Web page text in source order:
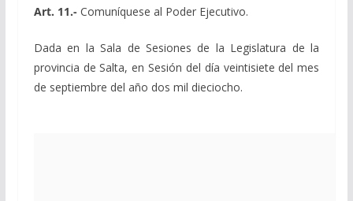
Art. 11.- Comuníquese al Poder Ejecutivo.
Dada en la Sala de Sesiones de la Legislatura de la
provincia de Salta, en Sesión del día veintisiete del mes
de septiembre del año dos mil dieciocho.